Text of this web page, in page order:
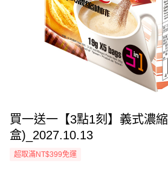
買一送一【3點1刻】義式濃
盒)_2027.10.13
超取滿NT$399免運